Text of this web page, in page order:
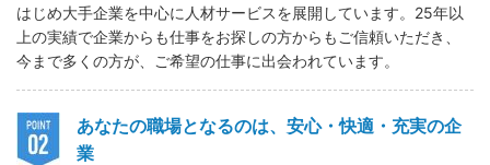
はじめ大手企業を中心に人材サービスを展開しています。25年以
上の実績で企業からも仕事をお探しの方からもご信頼いただき、
今まで多くの方が、ご希望の仕事に出会われています。
あなたの職場となるのは、安心・快適・充実の企
業